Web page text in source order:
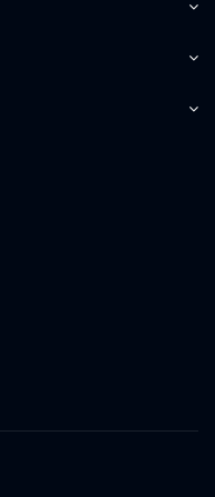
A Telltale Games